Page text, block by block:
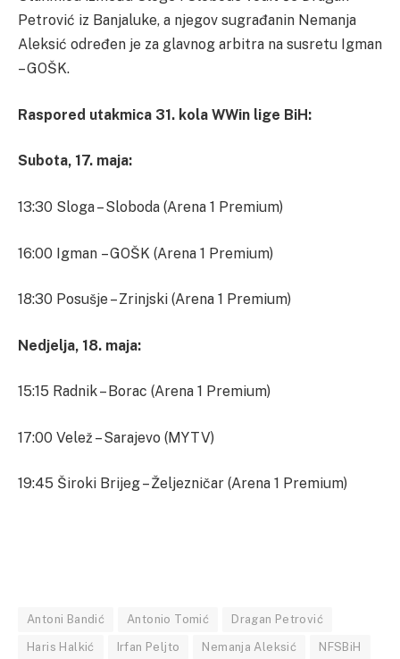
Petrović iz Banjaluke, a njegov sugrađanin Nemanja
Aleksić određen je za glavnog arbitra na susretu Igman
– GOŠK.
Raspored utakmica 31. kola WWin lige BiH:
Subota, 17. maja:
13:30 Sloga – Sloboda (Arena 1 Premium)
16:00 Igman – GOŠK (Arena 1 Premium)
18:30 Posušje – Zrinjski (Arena 1 Premium)
Nedjelja, 18. maja:
15:15 Radnik – Borac (Arena 1 Premium)
17:00 Velež – Sarajevo (MYTV)
19:45 Široki Brijeg – Željezničar (Arena 1 Premium)
Antoni Bandić Antonio Tomić Dragan Petrović
Haris Halkić Irfan Peljto Nemanja Aleksić NFSBiH